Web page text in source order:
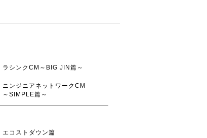
ラシンクCM～BIG JIN篇～
ニンジニアネットワークCM
～SIMPLE篇～
エコストダウン篇